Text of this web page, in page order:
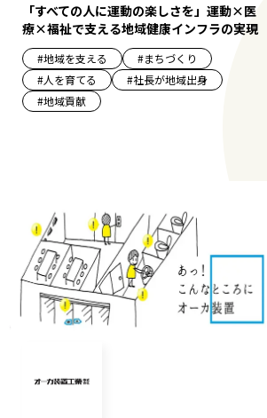
「すべての人に運動の楽しさを」運動×医
療×福祉で支える地域健康インフラの実現
#地域を支える #まちづくり
#人を育てる #社長が地域出身
#地域貢献